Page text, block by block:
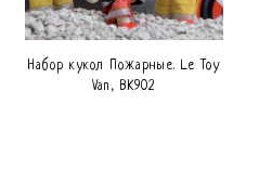
Набор кукол Пожарные. Le Toy
Van, BK902